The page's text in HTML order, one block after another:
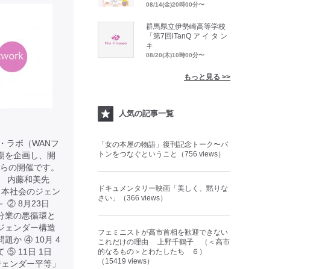
ラボ（WANフ
を企画し、開
の開催です。
内藤和美先
社会のジェン
－ ② 8月23日
業の悪循環と
ンダー構造
題か ④ 10月 4
⑤ 11日 1日
ンダー平等」
08/14(金)20時00分〜
群馬県立伊勢崎高等学校
「第7回iTanQ ア イ タ ン
キ
08/20(木)10時00分〜
もっと見る >>
人気の記事一覧
「女の本屋の物語」復刊記念トーク〜バ
トンをつなぐということ（756 views）
ドキュメンタリー映画「美しく、黙りな
さい」（366 views）
フェミニストが高市首相を歓迎できない
これだけの理由 上野千鶴子 （＜高市
的なるもの＞とわたしたち ６）
（15419 views）